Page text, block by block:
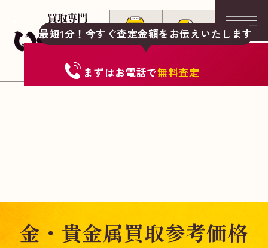
最短1分！今すぐ査定金額をお伝えいたします
まずはお電話で無料査定
金・貴金属買取参考価格